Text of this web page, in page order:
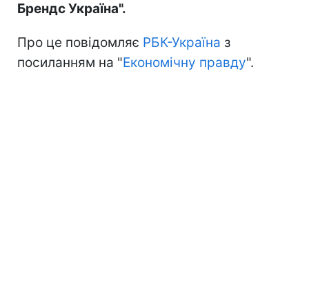
Брендс Україна".
Про це повідомляє РБК-Україна з
посиланням на "Економічну правду".